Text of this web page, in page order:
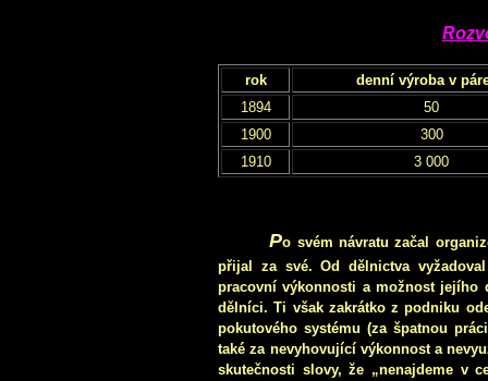
rok
denní výroba v
1894
50
1900
300
1910
3 000
Po svém návratu začal
přijal za své. Od dělnictva
pracovní výkonnosti a možnost jejího
dělníci. Ti však zakrátko z podniku
pokutového systému (za špatnou
také za nevyhovující výkonnost a
skutečnosti slovy, že „nenajdeme v